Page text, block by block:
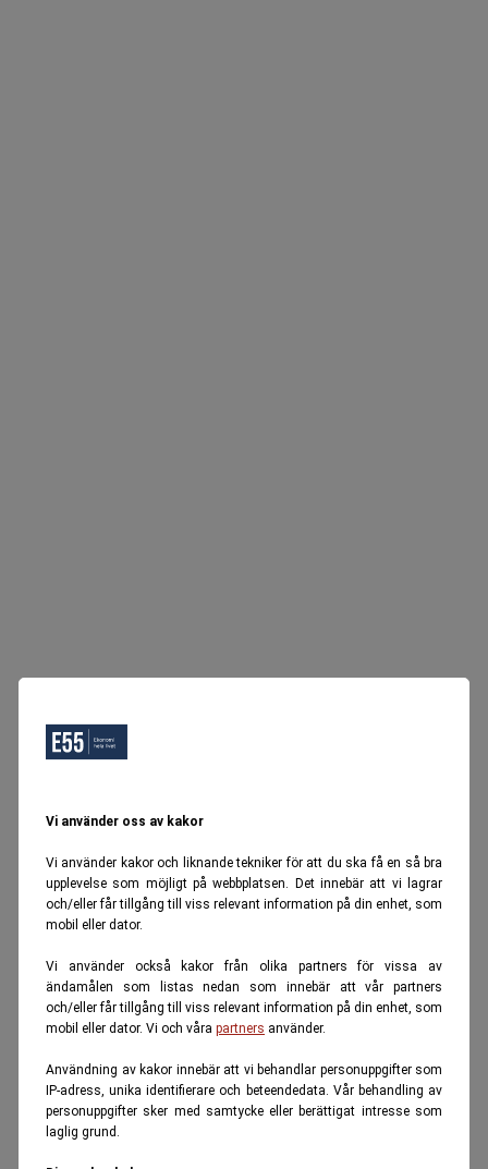
Vi använder oss av kakor
Vi använder kakor och liknande tekniker för att du ska få en så bra
upplevelse som möjligt på webbplatsen. Det innebär att vi lagrar
och/eller får tillgång till viss relevant information på din enhet, som
mobil eller dator.
Vi använder också kakor från olika partners för vissa av
ändamålen som listas nedan som innebär att vår partners
och/eller får tillgång till viss relevant information på din enhet, som
mobil eller dator. Vi och våra partners använder.
Användning av kakor innebär att vi behandlar personuppgifter som
IP-adress, unika identifierare och beteendedata. Vår behandling av
personuppgifter sker med samtycke eller berättigat intresse som
laglig grund.